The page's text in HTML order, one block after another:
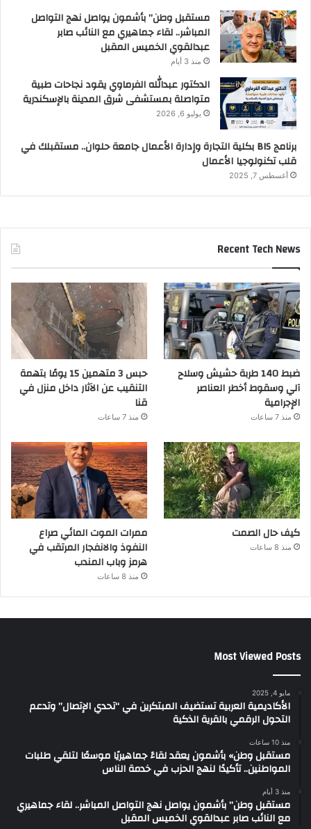
مستقبل وطن” بأشمون يواصل نهج التواصل
المباشر.. لقاء جماهيري مع النائب صابر
عبدالقوي الخميس المقبل
منذ 3 أيام
الدكتور عبدالله الفرماوي يقود نجاحات طبية
متواصلة بمستشفى شرق المدينة بالإسكندرية
يوليو 6, 2026
برنامج BIS بكلية التجارة وإدارة الأعمال جامعة حلوان.. مستقبلك في
قلب تكنولوجيا الأعمال
أغسطس 7, 2025
Recent Tech News
ضبط 140 طربة حشيش وسلاح
آلي وسقوط أخطر العناصر
الإجرامية
منذ 7 ساعات
حبس 3 متهمين 15 يومًا بتهمة
التنقيب عن الآثار داخل منزل في
قنا
منذ 7 ساعات
كيف حال الصمت
منذ 8 ساعات
ممرات الموت المائي صراع
النفوذ والانفجار المرتقب في
هرمز وباب المندب
منذ 8 ساعات
Most Viewed Posts
مايو 4, 2025
الأكاديمية العربية تستضيف المبتكرين في “تحدي الإتصال” وتدعم
التحول الرقمي بالقرية الذكية
منذ 10 ساعات
مستقبل وطن» بأشمون يعقد لقاءً جماهيريًا موسعًا لتلقي طلبات
المواطنين.. تأكيدًا لنهج الحزب في خدمة الناس
منذ 3 أيام
مستقبل وطن” بأشمون يواصل نهج التواصل المباشر.. لقاء جماهيري
مع النائب صابر عبدالقوي الخميس المقبل